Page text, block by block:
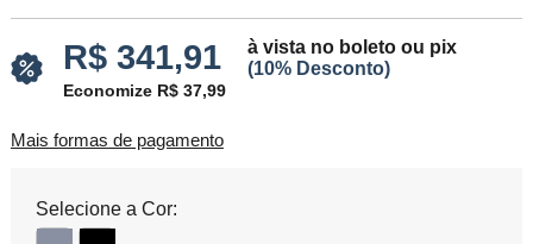
R$ 341,91
à vista no boleto ou pix
(10% Desconto)
Economize R$ 37,99
Mais formas de pagamento
Selecione a Cor: